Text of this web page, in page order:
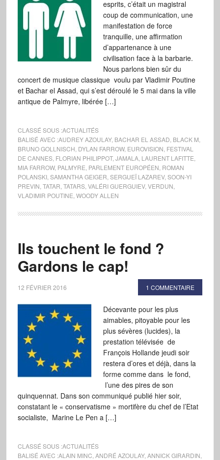
esprits, c’était un magistral
coup de communication, une
manifestation de force
tranquille, une affirmation
d’appartenance à une
civilisation face à la barbarie.
Nous parlons bien sûr du
concert de musique classique voulu par Vladimir Poutine
et Bachar el Assad, qui s’est déroulé le 5 mai dans la ville
antique de Palmyre, libérée […]
CLASSÉ SOUS :ACTUALITÉS
BALISÉ AVEC :AUDREY AZOULAY, BACHAR EL ASSAD BLACK M
BRUNO GOLLNISCH DYLAN FARROW, EUROVISION FESTIVAL
DE CANNES, FLORIAN PHILIPPOT, JAMALA, LAURENT LAFITTE
MIA FARROW, PALMYRE PARLEMENT EUROPÉEN ROMAN
POLANSKI, SAMANTHA GEIGER SERGUEÏ LAZAREV, SOON-YI
PREVIN TATAR TATARS, VALÉRI GUERGUIEV, VERDUN
VLADIMIR POUTINE WOODY ALLEN
Ils touchent le fond ?
Gardons le cap!
12 FÉVRIER 2016 1 COMMENTAIRE
Décevante pour les plus
aimables, pitoyable pour les
plus sévères (lucides), la
prestation télévisée de
François Hollande jeudi soir
restera d’ores et déjà, dans la
forme comme dans le fond,
l’une des pires de son
quinquennat. Dans son communiqué publié hier soir,
constatant le « conservatisme » mortifère du chef de l’Etat
socialiste, Marine Le Pen a […]
CLASSÉ SOUS :ACTUALITÉS
BALISÉ AVEC :ALAIN MINC ANDRÉ AZOULAY, ANNICK GIRARDIN